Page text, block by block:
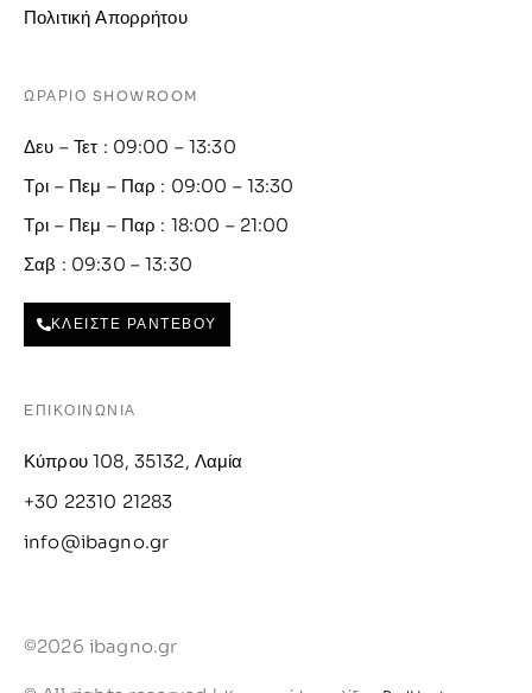
Πολιτική Απορρήτου
ΩΡΑΡΙΟ SHOWROOM
Δευ – Τετ : 09:00 – 13:30
Τρι – Πεμ – Παρ : 09:00 – 13:30
Τρι – Πεμ – Παρ : 18:00 – 21:00
Σαβ : 09:30 – 13:30
ΚΛΕΙΣΤΕ ΡΑΝΤΕΒΟΥ
ΕΠΙΚΟΙΝΩΝΙΑ
Κύπρου 108, 35132, Λαμία
+30 22310 21283
info@ibagno.gr
©2026 ibagno.gr